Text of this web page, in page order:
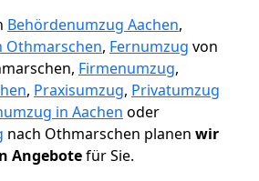
Behördenumzug Aachen,
Othmarschen, Fernumzug von
Firmenumzug,
, Praxisumzug, Privatumzug
in Aachen oder
nach Othmarschen planen wir
Angebotefür Sie.